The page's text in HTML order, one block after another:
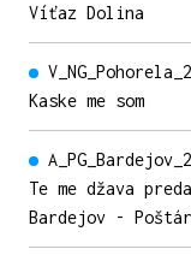
Víťaz Dolina
Kaske me som
Te me džava
Bardejov -